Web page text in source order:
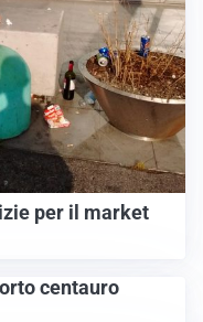
per il market
centauro